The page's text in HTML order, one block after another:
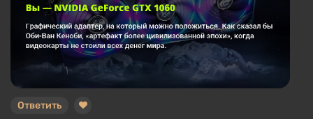
Ответить